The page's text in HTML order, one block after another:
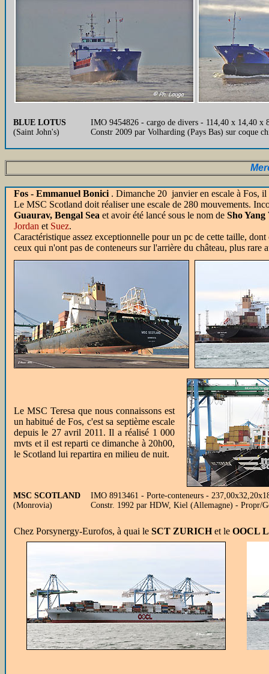
BLUE LOTUS
(Saint John's)
IMO 9454826 - cargo de divers - 114,40 x 14,40
Constr 2009 par Volharding (Pays Bas) sur
Fos - Emmanuel Bonici . Dimanche 20 janvier en escale à Fos,
Le MSC Scotland doit réaliser une escale de 280 mouvements.
Guaurav, Bengal Sea et avoir été lancé sous le nom de Sho Yang
Jordan et Suez.
Caractéristique assez exceptionnelle pour un pc de cette taille,
ceux qui n'ont pas de conteneurs sur l'arrière du château, plus rare
Le MSC Teresa que nous connaissons est
un habitué de Fos, c'est sa septième escale
depuis le 27 avril 2011. Il a réalisé 1 000
mvts et il est reparti ce dimanche à 20h00,
le Scotland lui repartira en milieu de nuit.
MSC SCOTLAND
(Monrovia)
IMO 8913461 - Porte-conteneurs -
Constr. 1992 par HDW, Kiel (Allemagne) - Propr/
Chez Porsynergy-Eurofos, à quai le SCT ZURICHet le OOCL